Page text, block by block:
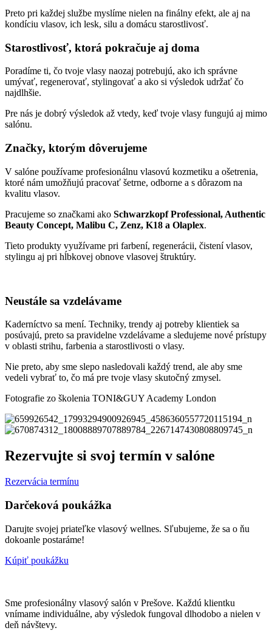
Preto pri každej službe myslíme nielen na finálny efekt, ale aj na
kondíciu vlasov, ich lesk, silu a domácu starostlivosť.
Starostlivosť, ktorá pokračuje aj doma
Poradíme ti, čo tvoje vlasy naozaj potrebujú, ako ich správne
umývať, regenerovať, stylingovať a ako si výsledok udržať čo
najdlhšie.
Pre nás je dobrý výsledok až vtedy, keď tvoje vlasy fungujú aj mimo
salónu.
Značky, ktorým dôverujeme
V salóne používame profesionálnu vlasovú kozmetiku a ošetrenia,
ktoré nám umožňujú pracovať šetrne, odborne a s dôrazom na
kvalitu vlasov.
Pracujeme so značkami ako Schwarzkopf Professional, Authentic
Beauty Concept, Malibu C, Zenz, K18 a Olaplex.
Tieto produkty využívame pri farbení, regenerácii, čistení vlasov,
stylingu aj pri hĺbkovej obnove vlasovej štruktúry.
Neustále sa vzdelávame
Kaderníctvo sa mení. Techniky, trendy aj potreby klientiek sa
posúvajú, preto sa pravidelne vzdelávame a sledujeme nové prístupy
v oblasti strihu, farbenia a starostlivosti o vlasy.
Nie preto, aby sme slepo nasledovali každý trend, ale aby sme
vedeli vybrať to, čo má pre tvoje vlasy skutočný zmysel.
Fotografie zo školenia TONI&GUY Academy London
Rezervujte si svoj termín v salóne
Rezervácia termínu
Darčeková poukážka
Darujte svojej priateľke vlasový wellnes. Sľubujeme, že sa o ňu
dokoanle postaráme!
Kúpiť poukážku
Sme profesionálny vlasový salón v Prešove. Každú klientku
vnímame individuálne, aby výsledok fungoval dlhodobo a nielen v
deň návštevy.